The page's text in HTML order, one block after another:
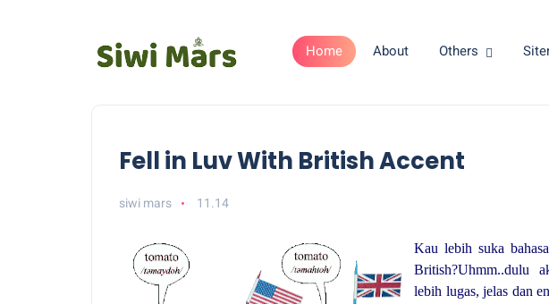
Home About Others
Fell in Luv With British Accent
siwi mars 11.14
Kau lebih suka
British?Uhmm..dulu
lebih lugas, jelas dan